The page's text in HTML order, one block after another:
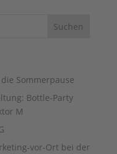
Sommerpause
Bottle-Party
M
vor-Ort bei der